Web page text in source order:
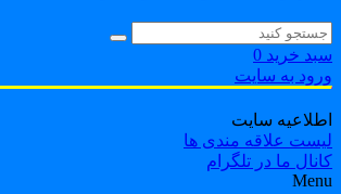
خرید 0
به سایت
سایت
علاقه مندی ها
ما در تلگرام